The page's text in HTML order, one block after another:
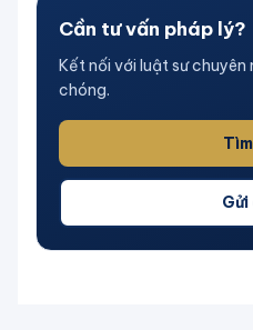
Cần tư vấn pháp lý?
Kết nối với luật sư
chóng.